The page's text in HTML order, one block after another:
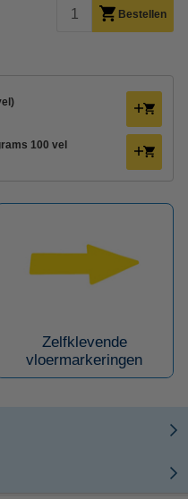
Bestellen
100 vel
Zelfklevende
vloermarkeringen